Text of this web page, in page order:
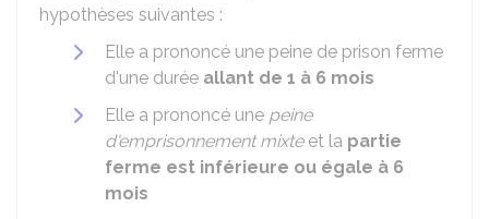
hypothèses suivantes :
Elle a prononcé une peine de prison ferme
d'une durée allant de 1 à 6 mois
Elle a prononcé une peine
d'emprisonnement mixteet la partie
ferme est inférieure ou égale à 6
mois